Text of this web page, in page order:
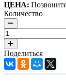
ЦЕНА:
Количество
Поделиться